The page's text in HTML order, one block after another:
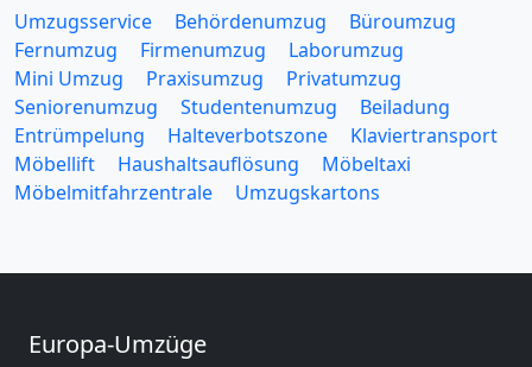
Umzugsservice Behördenumzug
Büroumzug
Fernumzug
Firmenumzug
Laborumzug
Mini Umzug
Praxisumzug
Privatumzug
Seniorenumzug
Studentenumzug
Beiladung
Entrümpelung
Halteverbotszone
Klaviertransport
Möbellift
Haushaltsauflösung
Möbeltaxi
Möbelmitfahrzentrale
Umzugskartons
Europa-Umzüge